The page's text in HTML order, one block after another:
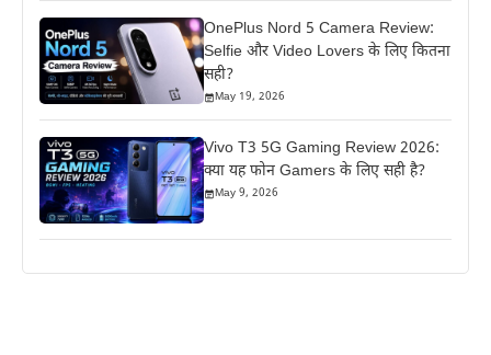
OnePlus Nord 5 Camera Review:
Selfie और Video Lovers के लिए कितना
सही?
May 19, 2026
Vivo T3 5G Gaming Review 2026:
क्या यह फोन Gamers के लिए सही है?
May 9, 2026